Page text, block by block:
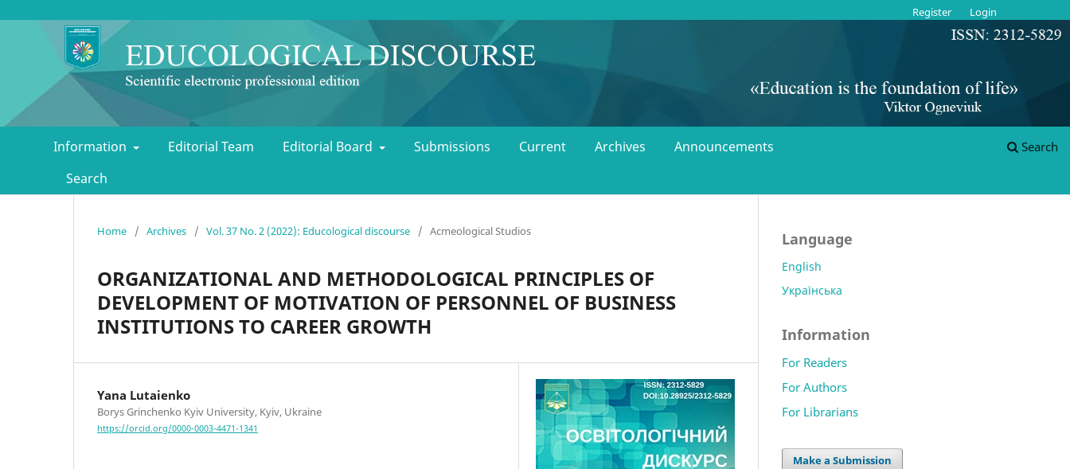
Information Editorial Team Editorial Board Submissions Current Archives
Announcements
Search
Search
Register Login
Home / Archives / Vol. 37 No. 2 (2022): Educological discourse / Acmeological Studios
ORGANIZATIONAL AND METHODOLOGICAL PRINCIPLES OF
DEVELOPMENT OF MOTIVATION OF PERSONNEL OF BUSINESS
INSTITUTIONS TO CAREER GROWTH
Yana Lutaіenko
Borys Grinchenko Kyiv University, Kyiv, Ukraine
https://orcid.org/0000-0003-4471-1341
Language
English
Українська
Information
For Readers
For Authors
For Librarians
Make a Submission